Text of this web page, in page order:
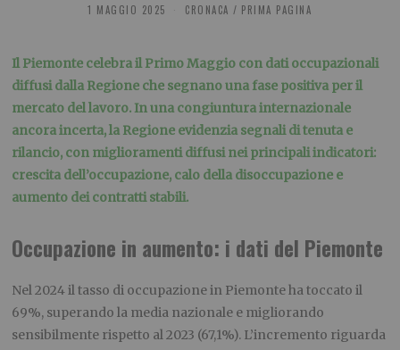
1 MAGGIO 2025 CRONACA / PRIMA PAGINA
Il Piemonte celebra il Primo Maggio con dati occupazionali
diffusi dalla Regione che segnano una fase positiva per il
mercato del lavoro. In una congiuntura internazionale
ancora incerta, la Regione evidenzia segnali di tenuta e
rilancio, con miglioramenti diffusi nei principali indicatori:
crescita dell’occupazione, calo della disoccupazione e
aumento dei contratti stabili.
Occupazione in aumento: i dati del Piemonte
Nel 2024 il tasso di occupazione in Piemonte ha toccato il
69%, superando la media nazionale e migliorando
sensibilmente rispetto al 2023 (67,1%). L’incremento riguarda